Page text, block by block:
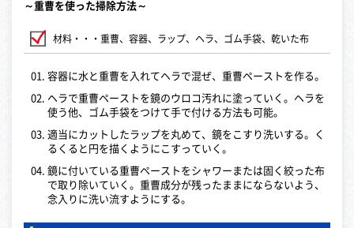
～重曹を使った掃除方法～
材料・・・重曹、容器、ラップ、ヘラ、ゴム手袋、乾いた布
容器に水と重曹を入れてヘラで混ぜ、重曹ペーストを作る。
ヘラで重曹ペーストを鏡のウロコ汚れに塗っていく。ヘラを
使う他、ゴム手袋をつけて手で付ける方法も可能。
適当にカットしたラップを丸めて、鏡をこすり洗いする。く
るくると円を描くようにこすっていく。
鏡に付いている重曹ペーストをシャワーまたは固く絞った布
で取り除いていく。重曹成分が残ったままにならないよう、
念入りに洗い流すようにする。